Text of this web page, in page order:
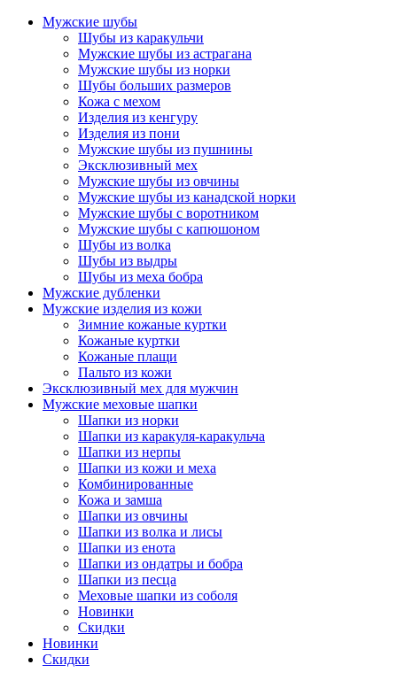
Мужские шубы
Шубы из каракульчи
Мужские шубы из астрагана
Мужские шубы из норки
Шубы больших размеров
Кожа с мехом
Изделия из кенгуру
Изделия из пони
Мужские шубы из пушнины
Эксклюзивный мех
Мужские шубы из овчины
Мужские шубы из канадской норки
Мужские шубы с воротником
Мужские шубы с капюшоном
Шубы из волка
Шубы из выдры
Шубы из меха бобра
Мужские дубленки
Мужские изделия из кожи
Зимние кожаные куртки
Кожаные куртки
Кожаные плащи
Пальто из кожи
Эксклюзивный мех для мужчин
Мужские меховые шапки
Шапки из норки
Шапки из каракуля-каракульча
Шапки из нерпы
Шапки из кожи и меха
Комбинированные
Кожа и замша
Шапки из овчины
Шапки из волка и лисы
Шапки из енота
Шапки из ондатры и бобра
Шапки из песца
Меховые шапки из соболя
Новинки
Скидки
Новинки
Скидки